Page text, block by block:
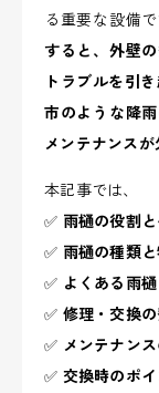
る重要な設備
すると、外壁
トラブルを引
市のような降
メンテナンスが
本記事では、
✅ 雨樋の役割
✅ 雨樋の種類
✅ よくある雨
✅ 修理・交換
✅ メンテナン
✅ 交換時のポ